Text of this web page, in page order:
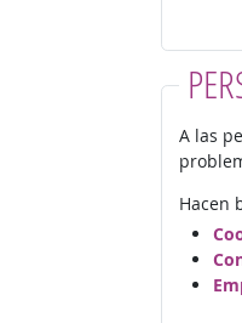
A las
Hacen